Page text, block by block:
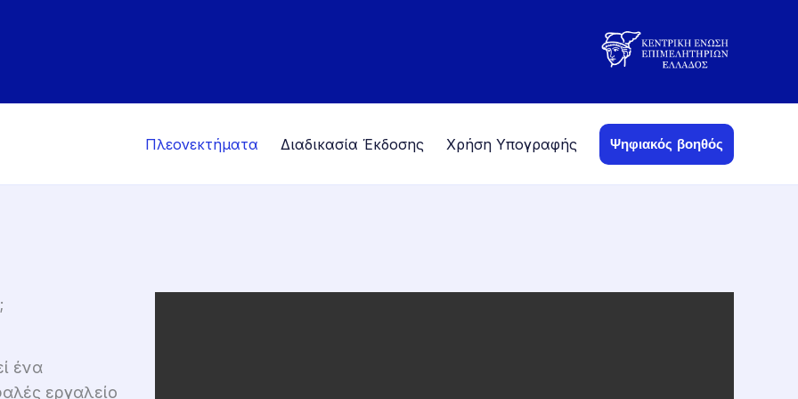
Πλεονεκτήματα Διαδικασία Έκδοσης Χρήση Υπογραφής Ψηφιακός βοηθός
ένα
εργαλείο